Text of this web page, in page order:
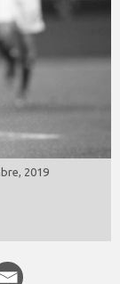
2019